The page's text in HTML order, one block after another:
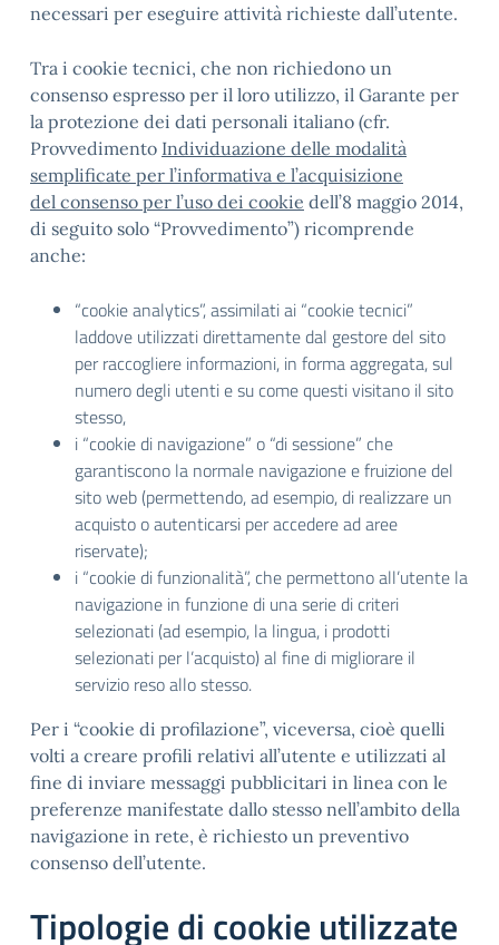
necessari per eseguire attività richieste dall’utente.
Tra i cookie tecnici, che non richiedono un
consenso espresso per il loro utilizzo, il Garante per
la protezione dei dati personali italiano (cfr.
Provvedimento Individuazione delle modalità
semplificate per l’informativa e l’acquisizione
del consenso per l’uso dei cookie dell’8 maggio 2014,
di seguito solo “Provvedimento”) ricomprende
anche:
“cookie analytics”, assimilati ai “cookie tecnici”
laddove utilizzati direttamente dal gestore del sito
per raccogliere informazioni, in forma aggregata, sul
numero degli utenti e su come questi visitano il sito
stesso,
i “cookie di navigazione” o “di sessione” che
garantiscono la normale navigazione e fruizione del
sito web (permettendo, ad esempio, di realizzare un
acquisto o autenticarsi per accedere ad aree
riservate);
i “cookie di funzionalità”, che permettono all’utente la
navigazione in funzione di una serie di criteri
selezionati (ad esempio, la lingua, i prodotti
selezionati per l’acquisto) al fine di migliorare il
servizio reso allo stesso.
Per i “cookie di profilazione”, viceversa, cioè quelli
volti a creare profili relativi all’utente e utilizzati al
fine di inviare messaggi pubblicitari in linea con le
preferenze manifestate dallo stesso nell’ambito della
navigazione in rete, è richiesto un preventivo
consenso dell’utente.
Tipologie di cookie utilizzate